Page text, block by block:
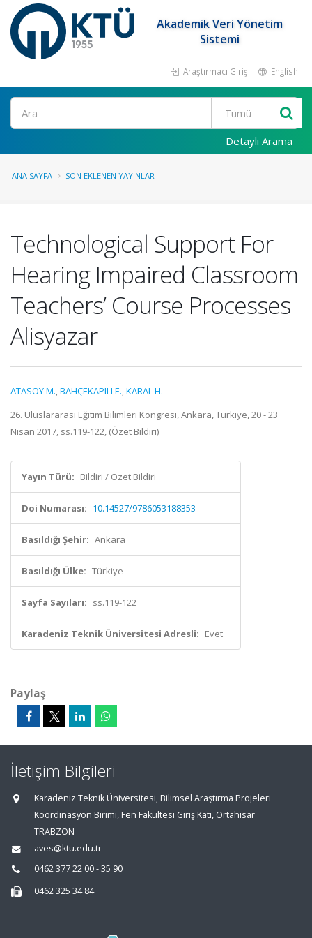
Akademik Veri Yönetim
Sistemi
Araştırmacı Girişi English
Ara
Detaylı Arama
ANA SAYFA SON EKLENEN YAYINLAR
Technological Support For
Hearing Impaired Classroom
Teachers’ Course Processes
Alisyazar
ATASOY M.,BAHÇEKAPILI E.,KARAL H.
26. Uluslararası Eğitim Bilimleri Kongresi, Ankara, Türkiye, 20 - 23
Nisan 2017, ss.119-122, (Özet Bildiri)
Yayın Türü: Bildiri / Özet Bildiri
Doi Numarası: 10.14527/9786053188353
Basıldığı Şehir: Ankara
Basıldığı Ülke: Türkiye
Sayfa Sayıları: ss.119-122
Karadeniz Teknik Üniversitesi Adresli: Evet
Paylaş
İletişim Bilgileri
Karadeniz Teknik Üniversitesi, Bilimsel Araştırma Projeleri
Koordinasyon Birimi, Fen Fakültesi Giriş Katı, Ortahisar
TRABZON
aves@ktu.edu.tr
0462 377 22 00 - 35 90
0462 325 34 84